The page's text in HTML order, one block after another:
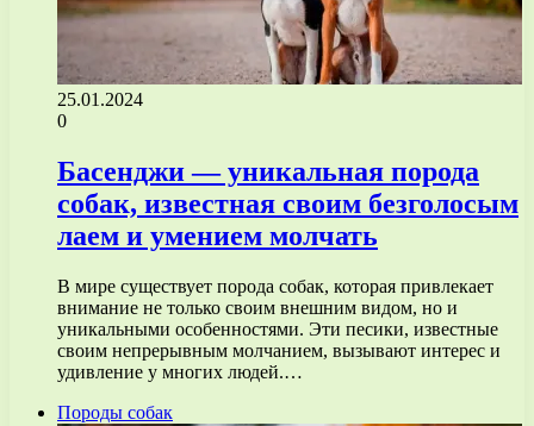
25.01.2024
0
Басенджи — уникальная порода
собак, известная своим безголосым
лаем и умением молчать
В мире существует порода собак, которая привлекает
внимание не только своим внешним видом, но и
уникальными особенностями. Эти песики, известные
своим непрерывным молчанием, вызывают интерес и
удивление у многих людей.…
Породы собак